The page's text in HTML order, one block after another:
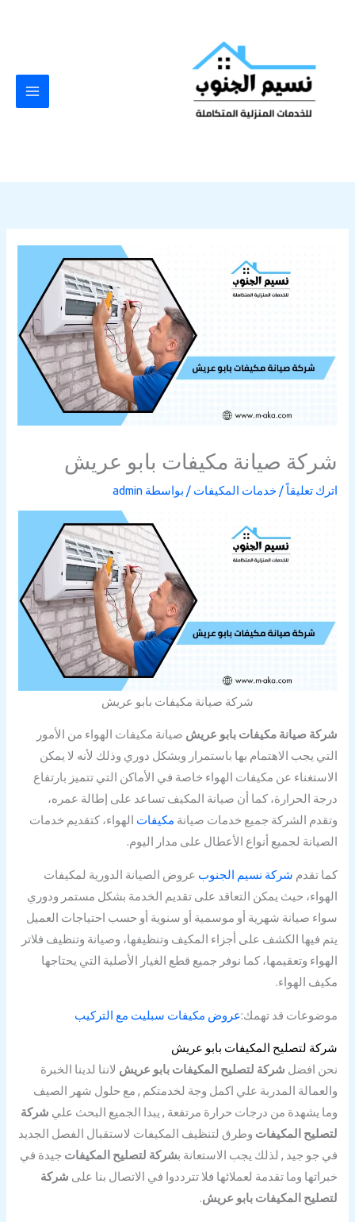
شركة صيانة مكيفات بابو عريش
اترك تعليقاً /خدمات المكيفات / بواسطة admin
شركة صيانة مكيفات بابو عريش
شركة صيانة مكيفات بابو عريش صيانة مكيفات الهواء من الأمور
التي يجب الاهتمام بها باستمرار وبشكل دوري وذلك لأنه لا يمكن
الاستغناء عن مكيفات الهواء خاصة في الأماكن التي تتميز بارتفاع
درجة الحرارة، كما أن صيانة المكيف تساعد على إطالة عمره،
وتقدم الشركة جميع خدمات صيانة مكيفات الهواء، كتقديم خدمات
الصيانة لجميع أنواع الأعطال على مدار اليوم.
كما تقدم شركة نسيم الجنوب عروض الصيانة الدورية لمكيفات
الهواء، حيث يمكن التعاقد على تقديم الخدمة بشكل مستمر ودوري
سواء صيانة شهرية أو موسمية أو سنوية أو حسب احتياجات العميل
يتم فيها الكشف على أجزاء المكيف وتنظيفها، وصيانة وتنظيف فلاتر
الهواء وتعقيمها، كما نوفر جميع قطع الغيار الأصلية التي يحتاجها
مكيف الهواء.
موضوعات قد تهمك:عروض مكيفات سبليت مع التركيب
شركة لتصليح المكيفات بابو عريش
نحن افضل شركة لتصليح المكيفات بابو عريش لاننا لدينا الخبرة
والعمالة المدربة علي اكمل وجة لخدمتكم , مع حلول شهر الصيف
وما يشهدة من درجات حرارة مرتفعة , يبدا الجميع البحث علي شركة
لتصليح المكيفات وطرق لتنظيف المكيفات لاستقبال الفصل الجديد
في جو جيد , لذلك يجب الاستعانة بشركة لتصليح المكيفات جيدة في
خبراتها وما تقدمة لعملائها فلا تترددوا في الاتصال بنا على شركة
لتصليح المكيفات بابو عريش.